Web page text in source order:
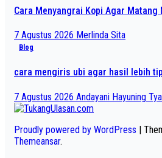
Cara Menyangrai Kopi Agar Matang
7 Agustus 2026 Merlinda Sita
Blog
cara mengiris ubi agar hasil lebih
7 Agustus 2026 Andayani Hayuning
Proudly powered by WordPress |
Themeansar.